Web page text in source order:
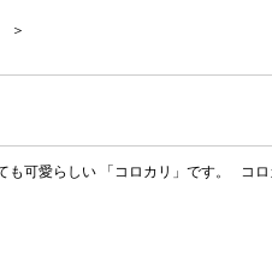
＞
も可愛らしい 「コロカリ」です。 コ